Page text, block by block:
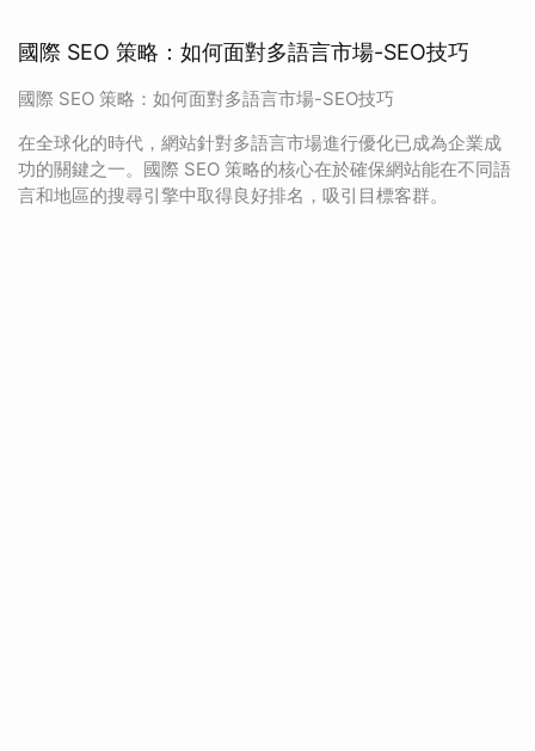
國際 SEO 策略：如何面對多語言市場-SEO技巧
國際 SEO 策略：如何面對多語言市場-SEO技巧
在全球化的時代，網站針對多語言市場進行優化已成為企業成
功的關鍵之一。國際 SEO 策略的核心在於確保網站能在不同語
言和地區的搜尋引擎中取得良好排名，吸引目標客群。